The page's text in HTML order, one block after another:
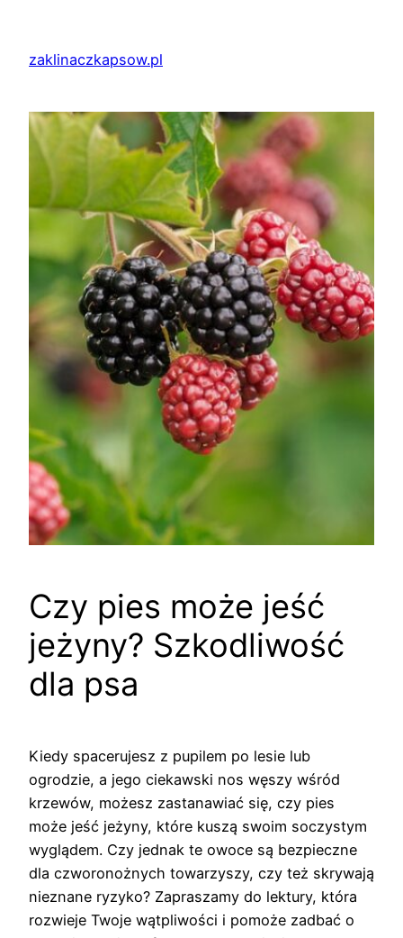
treścizaklinaczkapsow.pl
Czy pies może jeść
jeżyny? Szkodliwość
dla psa
Kiedy spacerujesz z pupilem po lesie lub
ogrodzie, a jego ciekawski nos węszy wśród
krzewów, możesz zastanawiać się, czy pies
może jeść jeżyny, które kuszą swoim soczystym
wyglądem. Czy jednak te owoce są bezpieczne
dla czworonożnych towarzyszy, czy też skrywają
nieznane ryzyko? Zapraszamy do lektury, która
rozwieje Twoje wątpliwości i pomoże zadbać o